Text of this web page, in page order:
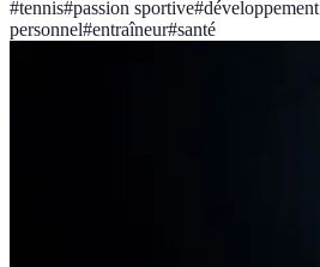
#tennis#passion sportive#développement
personnel#entraîneur#santé